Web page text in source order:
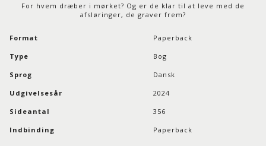
For hvem dræber i mørket? Og er de klar til at leve med de
afsløringer, de graver frem?
Format Paperback
Type Bog
Sprog Dansk
Udgivelsesår 2024
Sideantal 356
Indbinding Paperback